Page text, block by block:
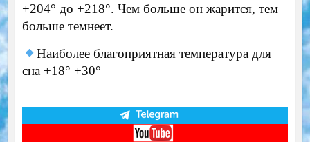
+204° до +218°. Чем больше он жарится, тем
больше темнеет.
Наиболее благоприятная температура для
сна +18° +30°